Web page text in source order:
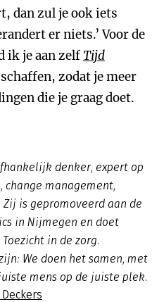
dan zul je ook iets
er niets.’ Voor de
ik je aan zelf Tijd
zodat je meer
die je graag doet.
denker, expert op
change management,
is gepromoveerd aan de
in Nijmegen en doet
in de zorg.
We doen het samen, met
mens op de juiste plek.